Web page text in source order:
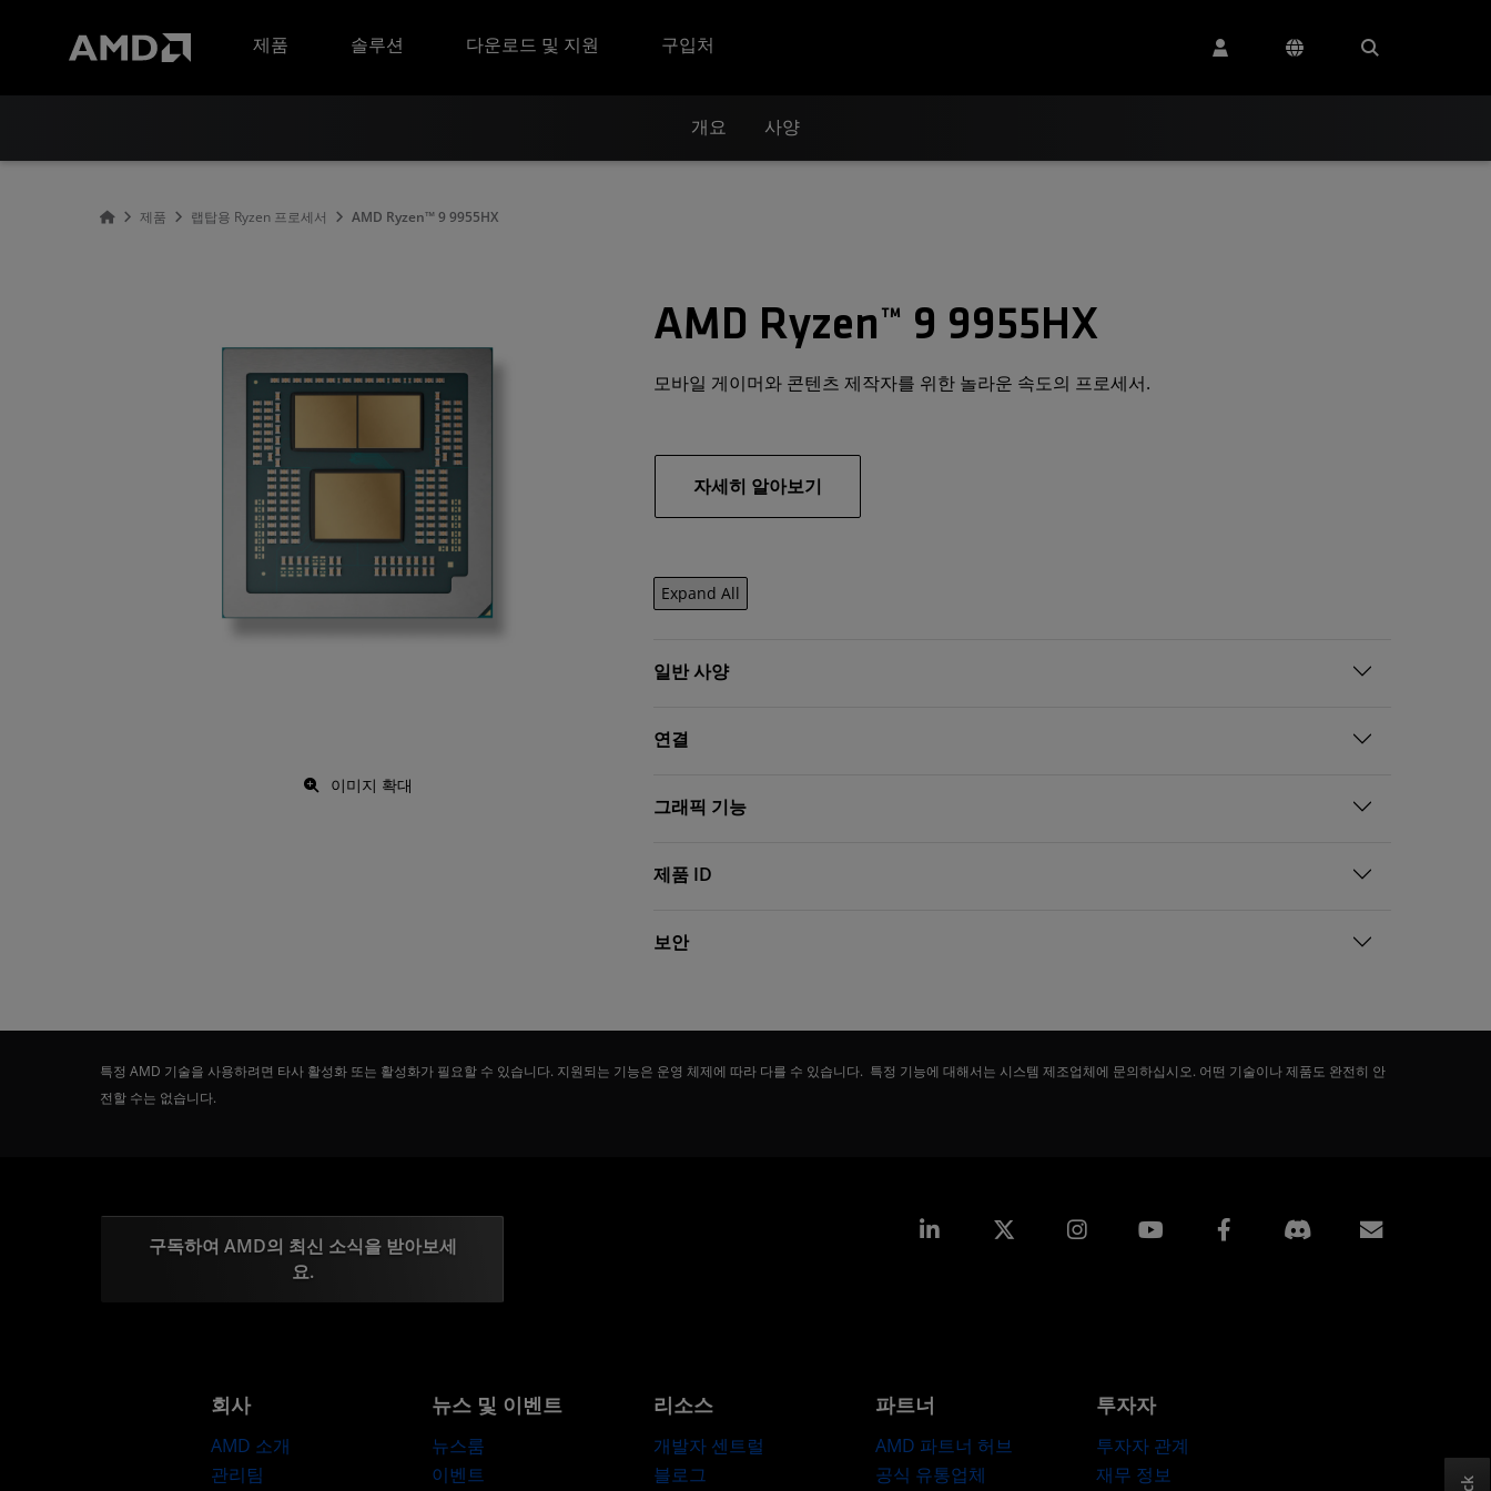
제품
솔루션 다운로드 및 지원 구입처
개요 사양
제품 랩탑용 Ryzen 프로세서 AMD Ryzen™ 9 9955HX
이미지 확대
AMD Ryzen™ 9 9955HX
모바일 게이머와 콘텐츠 제작자를 위한 놀라운 속도의 프로세서.
자세히 알아보기
Expand All
일반 사양
연결
그래픽 기능
제품 ID
보안
특정 AMD 기술을 사용하려면 타사 활성화 또는 활성화가 필요할 수 있습니다. 지원되는 기능은 운영 체제에 따라 다를 수 있습니다. 특정 기능에 대해서는 시스템 제조업체에 문의하십시오. 어떤 기술이나 제품도 완전히 안
전할 수는 없습니다.
구독하여 AMD의 최신 소식을 받아보세
요.
Linkedin Instagram Facebook
회사
AMD 소개
관리팀
뉴스 및 이벤트
뉴스룸
이벤트
리소스
개발자 센트럴
블로그
파트너
AMD 파트너 허브
공식 유통업체
투자자
투자자 관계
재무 정보